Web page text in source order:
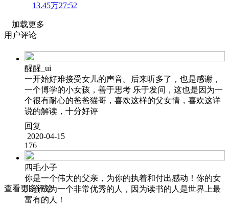
13.45万27:52
加载更多
用户评论
醒醒_ui
一开始好难接受女儿的声音。后来听多了，也是感谢，
一个博学的小女孩，善于思考 乐于发问，这也是因为一
个很有耐心的爸爸猫哥，喜欢这样的父女情，喜欢这详
说的解读，十分好评
回复
2020-04-15
176
四毛小子
你是一个伟大的父亲，为你的执着和付出感动！你的女
儿会成为一个非常优秀的人，因为读书的人是世界上最
富有的人！
查看更多评论